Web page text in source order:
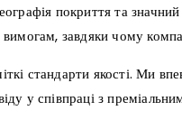
покриття та
вимогам, завдяки чому
стандарти якості. Ми
у співпраці з